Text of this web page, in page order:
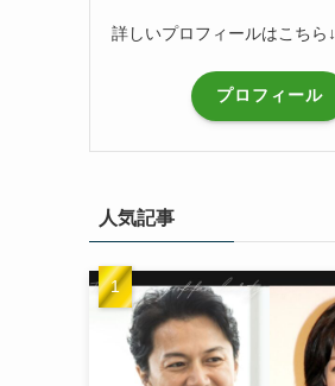
詳しいプロフィールはこちら↓
プロフィール
人気記事